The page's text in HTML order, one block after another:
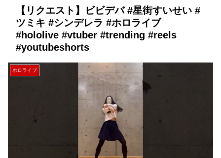
【リクエスト】ビビデバ #星街すいせい #
ツミキ #シンデレラ #ホロライブ
#hololive #vtuber #trending #reels
#youtubeshorts
ホロライブ